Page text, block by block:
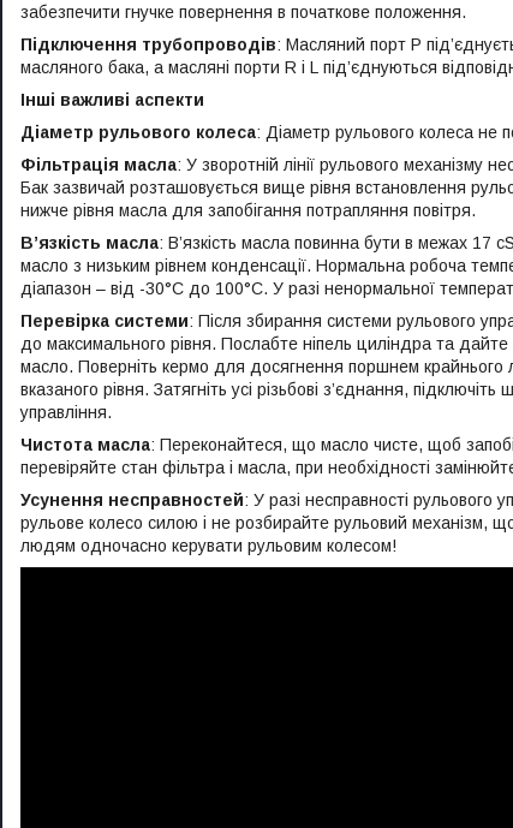
забезпечити гнучке повернення в початкове положення.
Підключення трубопроводів: Масляний порт P
масляного бака, а масляні порти R і L під’єднуються
Інші важливі аспекти
Діаметр рульового колеса: Діаметр рульового колеса не
Фільтрація масла: У зворотній лінії рульового механізму
Бак зазвичай розташовується вище рівня встановлення
нижче рівня масла для запобігання потрапляння повітря.
В’язкість масла: В’язкість масла повинна бути в межах 17
масло з низьким рівнем конденсації. Нормальна робоча
діапазон – від -30°C до 100°C. У разі ненормальної
Перевірка системи: Після збирання системи рульового
до максимального рівня. Послабте ніпель циліндра та
масло. Поверніть кермо для досягнення поршнем крайнього
вказаного рівня. Затягніть усі різьбові з’єднання,
управління.
Чистота масла: Переконайтеся, що масло чисте, щоб
перевіряйте стан фільтра і масла, при необхідності
Усунення несправностей: У разі несправності рульового
рульове колесо силою і не розбирайте рульовий
людям одночасно керувати рульовим колесом!